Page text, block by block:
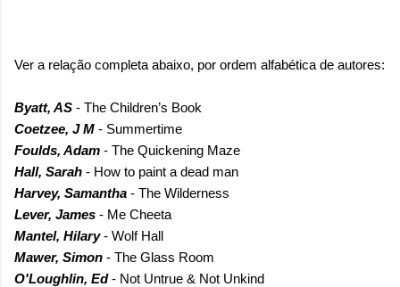
Ver a relação completa abaixo, por ordem alfabética de autores:
Byatt, AS - The Children’s Book
Coetzee, J M - Summertime
Foulds, Adam - The Quickening Maze
Hall, Sarah - How to paint a dead man
Harvey, Samantha - The Wilderness
Lever, James - Me Cheeta
Mantel, Hilary- Wolf Hall
Mawer, Simon - The Glass Room
O'Loughlin, Ed- Not Untrue & Not Unkind